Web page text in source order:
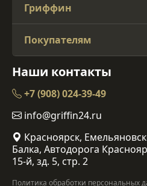
Гриффин
Покупателям
Наши контакты
+7 (908) 024-39-49
info@griffin24.ru
Красноярск,
Балка, Автодорога
15-й, зд. 5, стр. 2
Политика обработки персональных